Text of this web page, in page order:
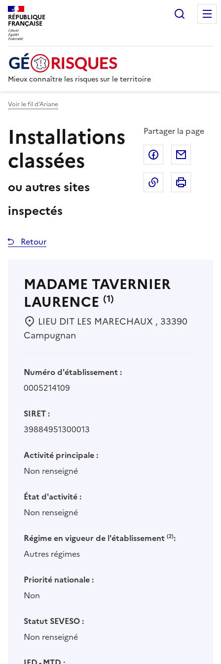
RÉPUBLIQUE
FRANÇAISE
Mieux connaître les risques sur le territoire
Voir le fil d’Ariane
Installations
classées
ou autres sites
inspectés
Partager la page
Partager sur
Copier dans
Retour
MADAME TAVERNIER
LAURENCE (1)
LIEU DIT LES MARECHAUX , 33390
Campugnan
Numéro d'établissement :
0005214109
SIRET :
39884951300013
Activité principale :
Non renseigné
État d'activité :
Non renseigné
Régime en vigueur de l'établissement (2):
Autres régimes
Priorité nationale :
Non
Statut SEVESO :
Non renseigné